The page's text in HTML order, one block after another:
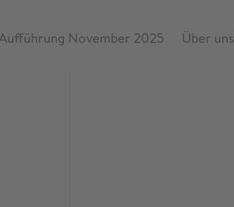
November 2025 Über uns